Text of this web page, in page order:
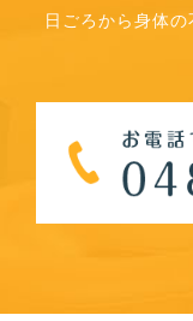
日ごろから身体